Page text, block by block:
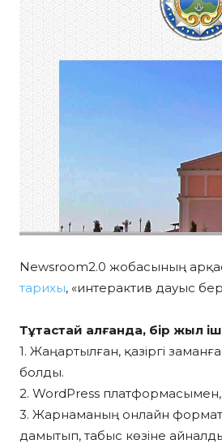
Newsroom2.0 жобасының
тарихы, «интерактив дауыс
Тұтастай алғанда, бір жыл
1. Жаңартылған, қазіргі
болды.
2. WordPress
3. Жарнаманың онлайн
дамытып, табыс көзіне